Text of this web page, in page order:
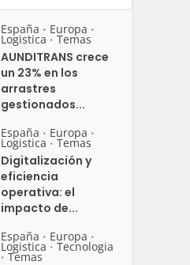
España • Europa •
Logistica • Temas
AUNDITRANS crece
un 23% en los
arrastres
gestionados...
España • Europa •
Logistica • Temas
Digitalización y
eficiencia
operativa: el
impacto de...
España • Europa •
Logistica • Tecnologia
• Temas